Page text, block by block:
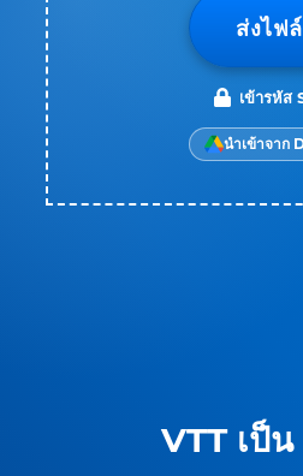
VTT เป็
ส่งไฟล์
เข้ารหัส
นำเข้าจาก